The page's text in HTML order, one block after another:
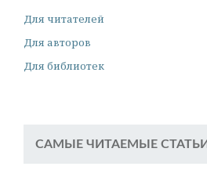
Для читателей
Для авторов
Для библиотек
САМЫЕ ЧИТАЕМЫЕ СТАТЬИ